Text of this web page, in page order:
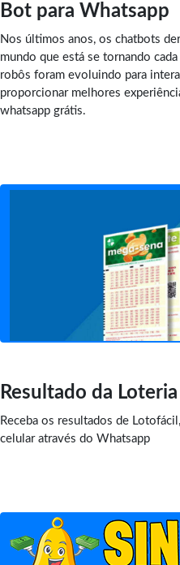
Bot para Whatsapp
Nos últimos anos, os chatbots
mundo que está se tornando
robôs foram evoluindo para
proporcionar melhores
whatsapp grátis.
Resultado da
Receba os resultados de
celular através do Whatsapp